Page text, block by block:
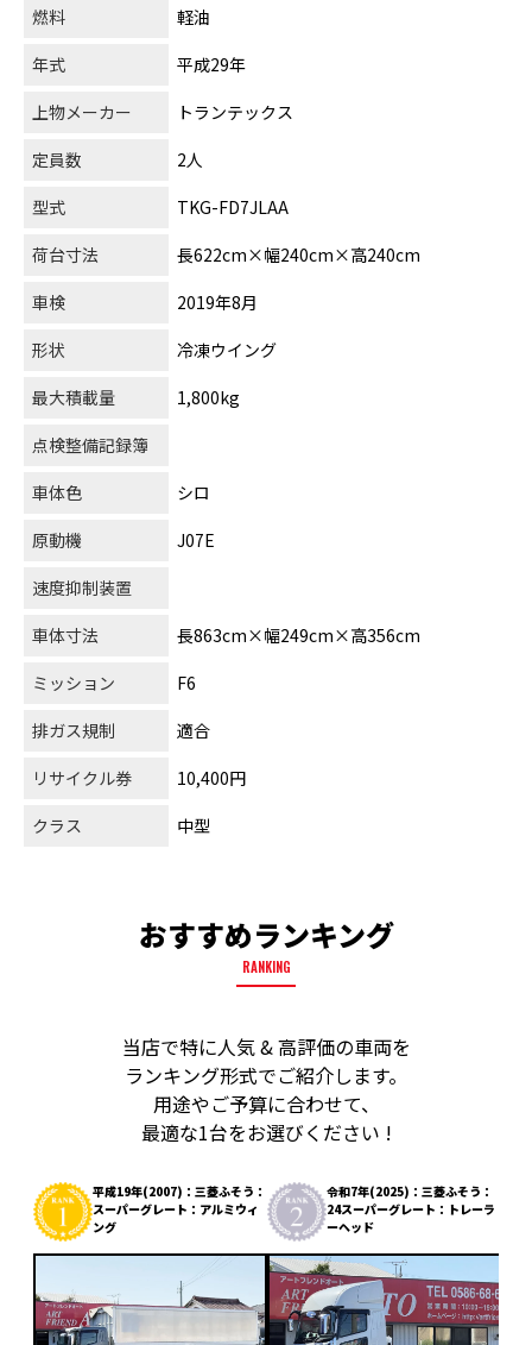
燃料
軽油
年式
平成29年
上物メーカー
トランテックス
定員数
2人
型式
TKG-FD7JLAA
荷台寸法
長622cm×幅240cm×高240cm
車検
2019年8月
形状
冷凍ウイング
最大積載量
1,800kg
点検整備記録簿
車体色
シロ
原動機
J07E
速度抑制装置
車体寸法
長863cm×幅249cm×高356cm
ミッション
F6
排ガス規制
適合
リサイクル券
10,400円
クラス
中型
おすすめランキング
RANKING
当店で特に人気 & 高評価の車両を
ランキング形式でご紹介します。
用途やご予算に合わせて、
最適な1台をお選びください !
平成19年(2007)：三菱ふそう：
スーパーグレート：アルミウィ
ング
令和7年(2025)：三菱ふそう：
24スーパーグレート：トレーラ
ーヘッド